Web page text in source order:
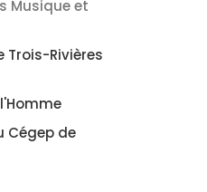
Musique et
Trois-Rivières
Cégep de